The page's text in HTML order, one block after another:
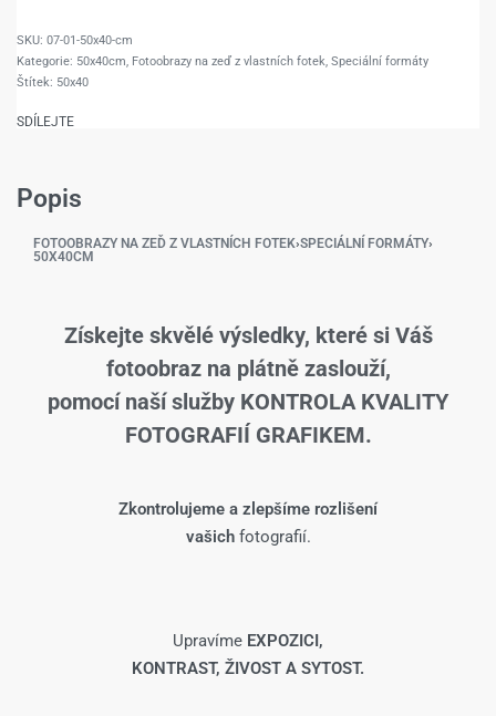
07-01-50x40-cm
Kategorie: 50x40cm, Fotoobrazy na zeď z vlastních fotek, Speciální formáty
Štítek: 50x40
SDÍLEJTE
Popis
FOTOOBRAZY NA ZEĎ Z VLASTNÍCH FOTEK›SPECIÁLNÍ FORMÁTY›
50X40CM
Získejte skvělé výsledky, které si Váš
fotoobraz na plátně zaslouží,
pomocí naší služby KONTROLA KVALITY
FOTOGRAFIÍ GRAFIKEM.
Zkontrolujeme a zlepšíme rozlišení
vašich fotografií.
Upravíme EXPOZICI,
KONTRAST, ŽIVOST A SYTOST.